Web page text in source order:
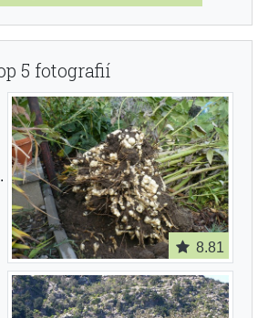
5 fotografií
8.81